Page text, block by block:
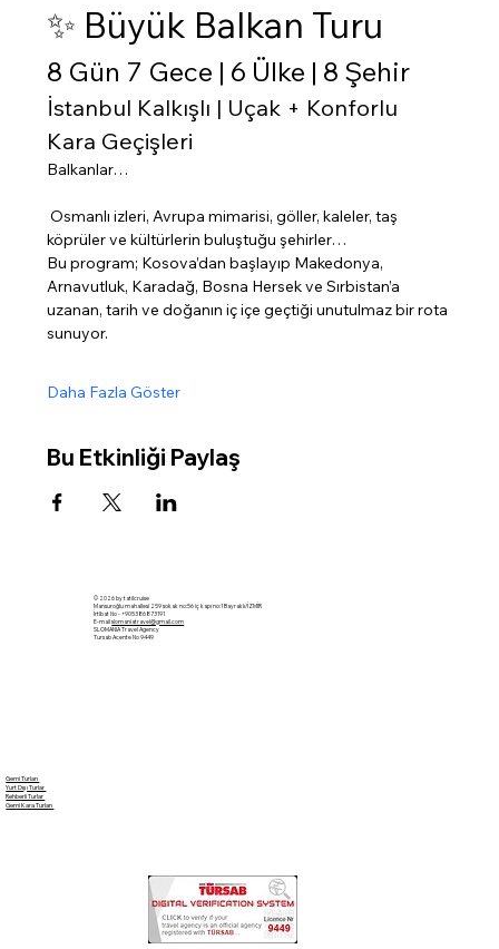
✨ Büyük Balkan Turu
8 Gün 7 Gece | 6 Ülke | 8 Şehir
İstanbul Kalkışlı | Uçak + Konforlu
Kara Geçişleri
Balkanlar…
Osmanlı izleri, Avrupa mimarisi, göller, kaleler, taş
köprüler ve kültürlerin buluştuğu şehirler…
Bu program; Kosova’dan başlayıp Makedonya,
Arnavutluk, Karadağ, Bosna Hersek ve Sırbistan’a
uzanan, tarih ve doğanın iç içe geçtiği unutulmaz bir rota
sunuyor.
Daha Fazla Göster
Bu Etkinliği Paylaş
Gemi Turları
Yurt Dışı Turlar
Rehberli Turlar
Gemi Kara Turları
© 2026 by tatilcruise
Mansuroğlu mahallesi 259 sokak no:56 iç kapı no:1 Bayraklı/İZMİR
İrtibat No - +905386873191
E-mailslomaniatravel@gmail.com
SLOMANIA Travel Agency
Tursab Acente No 9449